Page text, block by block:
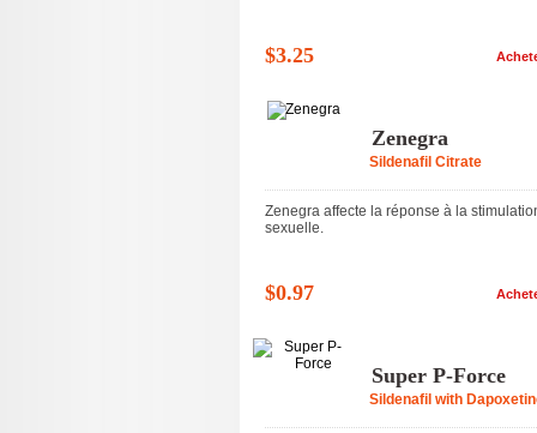
$3.25
Zenegra
Sildenafil Citrate
Zenegra affecte la réponse à la
sexuelle.
$0.97
Super P-Force
Sildenafil with